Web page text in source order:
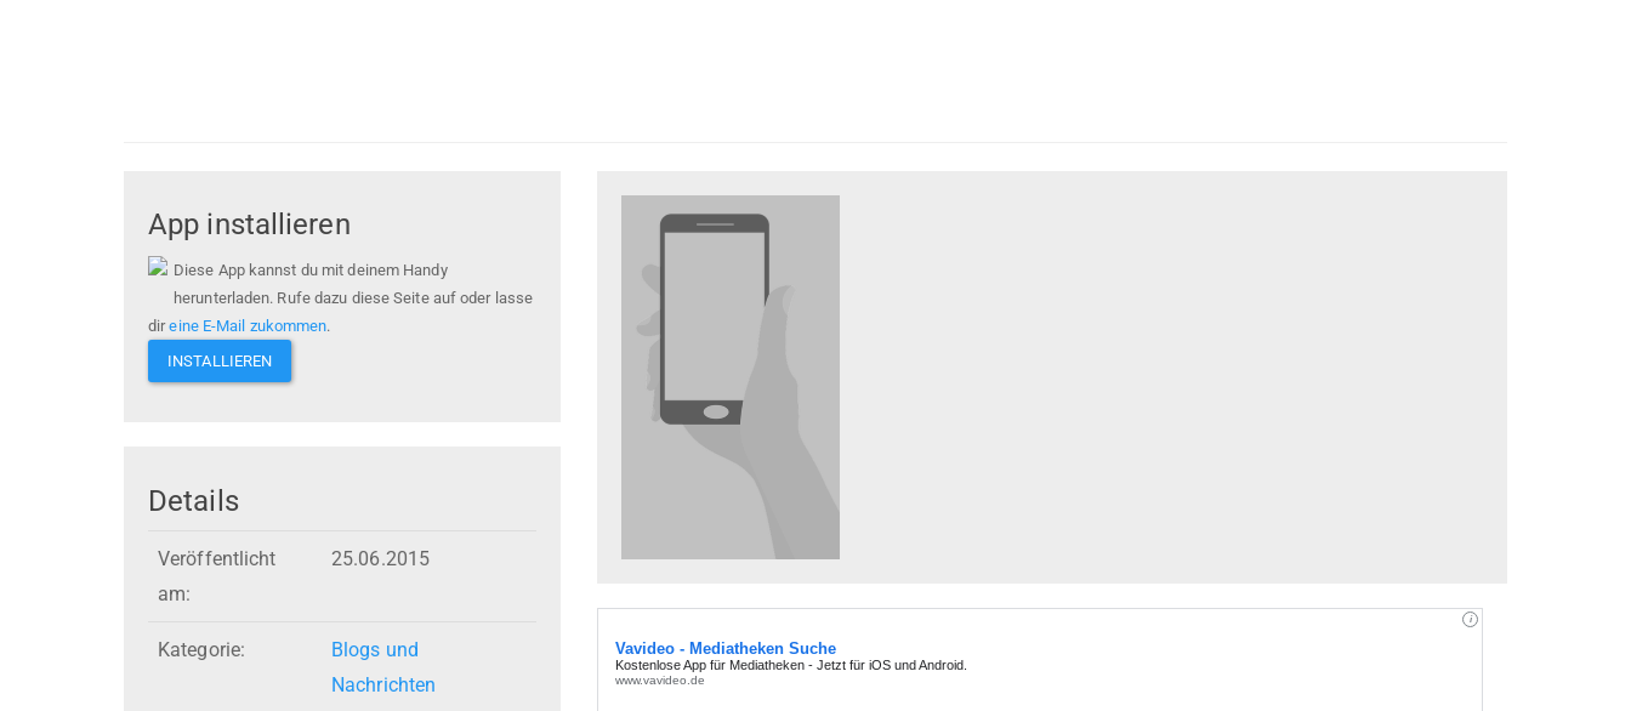
App installieren
Diese App kannst du mit deinem Handy
herunterladen. Rufe dazu diese Seite auf oder lasse
direine E-Mail zukommen.
INSTALLIEREN
Details
Veröffentlicht
am:
25.06.2015
Kategorie:
Blogs und
Nachrichten